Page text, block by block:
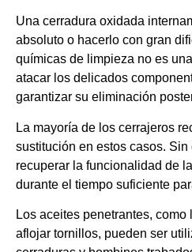
Una cerradura oxidada
absoluto o hacerlo con gran
químicas de limpieza no es
atacar los delicados
garantizar su eliminación
La mayoría de los cerrajeros
sustitución en estos casos.
recuperar la funcionalidad de
durante el tiempo suficiente
Los aceites penetrantes,
aflojar tornillos, pueden ser